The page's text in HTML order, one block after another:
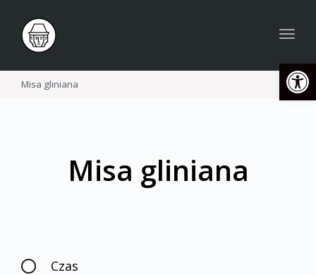
Misa gliniana
Misa gliniana
Czas